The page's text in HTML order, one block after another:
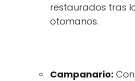
restaurados tras
otomanos.
Campanario: